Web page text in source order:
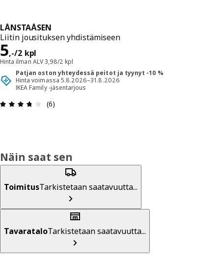
LÅNSTAÅSEN
Liitin jousituksen yhdistämiseen
5,-/2 kpl
Hinta 5,-/2 kpl
Hinta ilman ALV 3,98/2 kpl
Patjan oston yhteydessä peitot ja tyynyt -10 %
Hinta voimassa 5.8.2026–31.8.2026
IKEA Family -jäsentarjous
: 3.7 / 5 tähteä. Arvostelut yhteensä: 6
(6)
Näin saat sen
ToimitusTarkistetaan saatavuutta...
TavarataloTarkistetaan saatavuutta...